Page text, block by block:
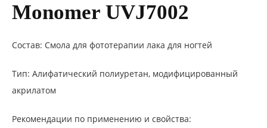
Monomer UVJ7002
Состав: Смола для фототерапии лака для ногтей
Тип: Алифатический полиуретан, модифицированный
акрилатом
Рекомендации по применению и свойства: